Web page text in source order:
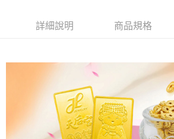
ATM付款
運送方式
詳細說明 商品規格